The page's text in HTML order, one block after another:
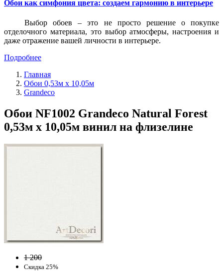
Обои как симфония цвета: создаем гармонию в интерьере
Выбор обоев – это не просто решение о покупке
отделочного материала, это выбор атмосферы, настроения и
даже отражение вашей личности в интерьере.
Подробнее
Главная
Обои 0,53м x 10,05м
Grandeco
Обои NF1002 Grandeco Natural Forest
0,53м x 10,05м винил на флизелине
1 200
Скидка 25%